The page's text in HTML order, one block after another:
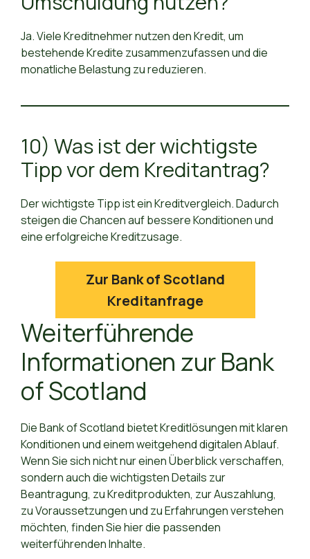
Ja. Viele Kreditnehmer nutzen den Kredit, um
bestehende Kredite zusammenzufassen und die
monatliche Belastung zu reduzieren.
10) Was ist der wichtigste
Tipp vor dem Kreditantrag?
Der wichtigste Tipp ist ein Kreditvergleich. Dadurch
steigen die Chancen auf bessere Konditionen und
eine erfolgreiche Kreditzusage.
Zur Bank of Scotland
Kreditanfrage
Weiterführende
Informationen zur Bank
of Scotland
Die Bank of Scotland bietet Kreditlösungen mit klaren
Konditionen und einem weitgehend digitalen Ablauf.
Wenn Sie sich nicht nur einen Überblick verschaffen,
sondern auch die wichtigsten Details zur
Beantragung, zu Kreditprodukten, zur Auszahlung,
zu Voraussetzungen und zu Erfahrungen verstehen
möchten, finden Sie hier die passenden
weiterführenden Inhalte.